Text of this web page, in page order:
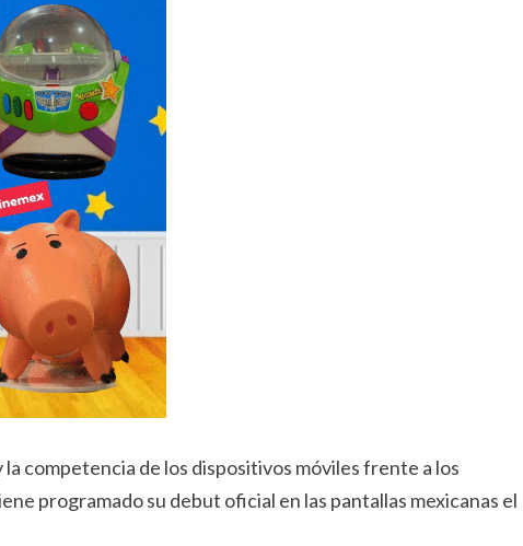
competencia de los dispositivos móviles frente a los
programado su debut oficial en las pantallas mexicanas el